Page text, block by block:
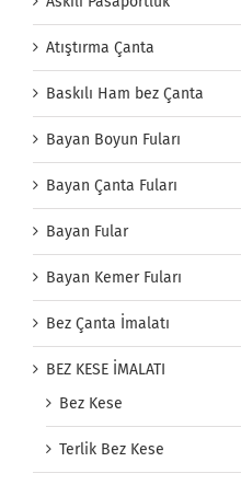
Atıştırma Çanta
Baskılı Ham bez Çanta
Bayan Boyun Fuları
Bayan Çanta Fuları
Bayan Fular
Bayan Kemer Fuları
Bez Çanta İmalatı
BEZ KESE İMALATI
Bez Kese
Terlik Bez Kese